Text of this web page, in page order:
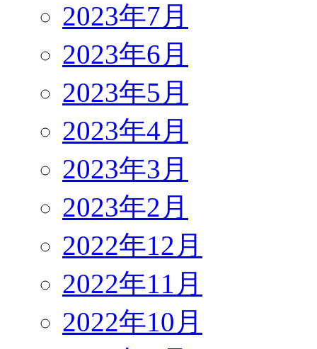
2023年7月
2023年6月
2023年5月
2023年4月
2023年3月
2023年2月
2022年12月
2022年11月
2022年10月